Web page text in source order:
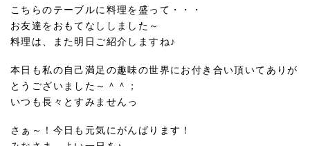
こちらのテーブルに料理を盛って・・・
お友達をおもてなししました～
料理は、また明日ご紹介しますね♪
本日も私の自己満足の趣味の世界にお付き合い頂いてありが
とうございました～＾＾；
いつも長々とすみませんっ
さぁ～！今日も元気にがんばります！